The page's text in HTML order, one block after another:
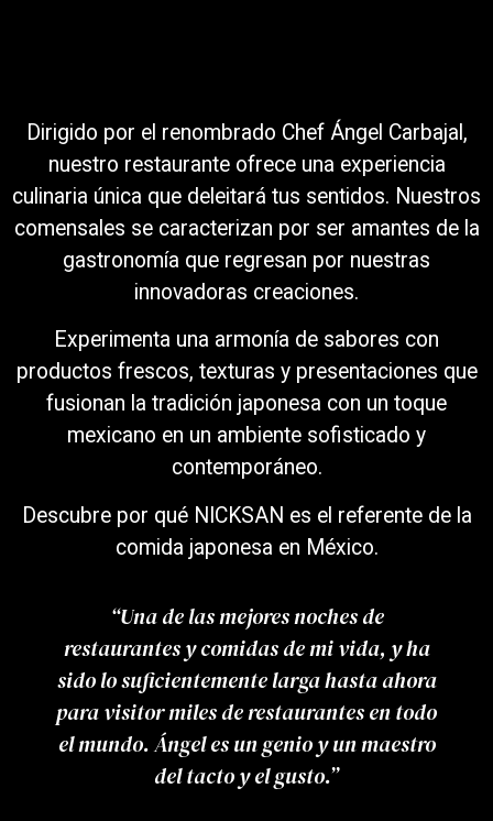
Dirigido por el renombrado Chef Ángel Carbajal,
nuestro restaurante ofrece una experiencia
culinaria única que deleitará tus sentidos. Nuestros
comensales se caracterizan por ser amantes de la
gastronomía que regresan por nuestras
innovadoras creaciones.
Experimenta una armonía de sabores con
productos frescos, texturas y presentaciones que
fusionan la tradición japonesa con un toque
mexicano en un ambiente sofisticado y
contemporáneo.
Descubre por qué NICKSAN es el referente de la
comida japonesa en México.
“Una de las mejores noches de
restaurantes y comidas de mi vida, y ha
sido lo suficientemente larga hasta ahora
para visitor miles de restaurantes en todo
el mundo. Ángel es un genio y un maestro
del tacto y el gusto.”